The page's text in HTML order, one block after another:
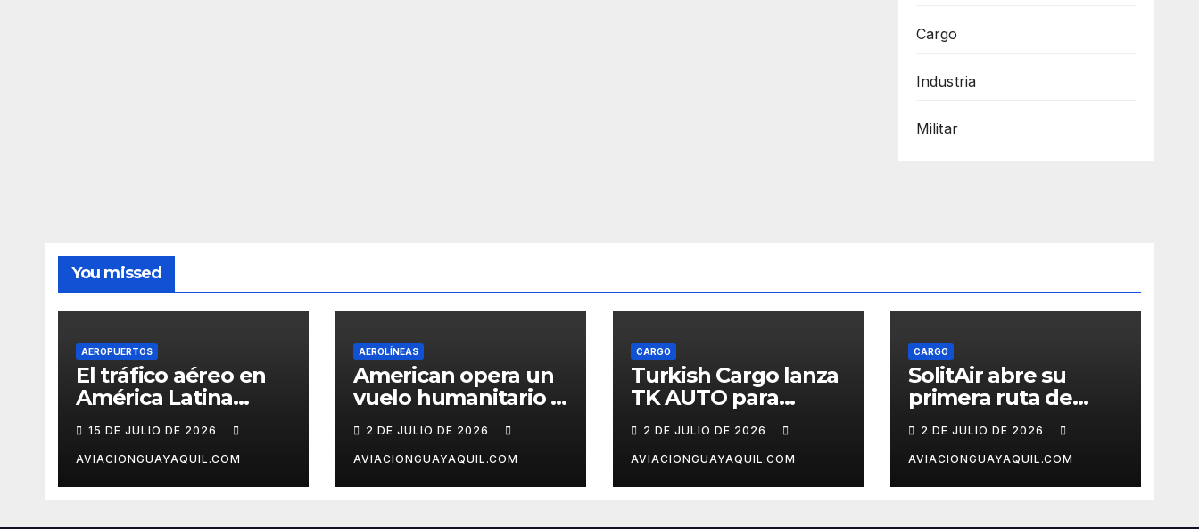
Cargo
Industria
Militar
You missed
AEROPUERTOS
El tráfico aéreo en
América Latina
creció 2,7% en
mayo, pero el
mercado con EE.UU.
completa tres
15 DE JULIO DE 2026
AVIACIONGUAYAQUIL.COM
AEROLÍNEAS
American opera un
vuelo humanitario a
Caracas tras el
terremoto en
Venezuela
2 DE JULIO DE 2026
AVIACIONGUAYAQUIL.COM
CARGO
Turkish Cargo lanza
TK AUTO para
logística automotriz
2 DE JULIO DE 2026
AVIACIONGUAYAQUIL.COM
CARGO
SolitAir abre su
primera ruta de
carga a la Unión
Europea
2 DE JULIO DE 2026
AVIACIONGUAYAQUIL.COM